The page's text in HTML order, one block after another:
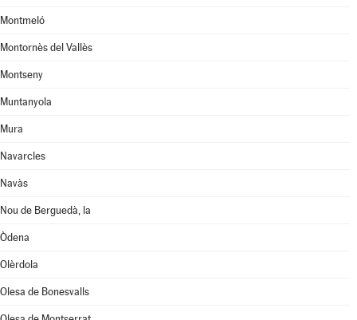
Montmeló
Montornès del Vallès
Montseny
Muntanyola
Mura
Navarcles
Navàs
Nou de Berguedà, la
Òdena
Olèrdola
Olesa de Bonesvalls